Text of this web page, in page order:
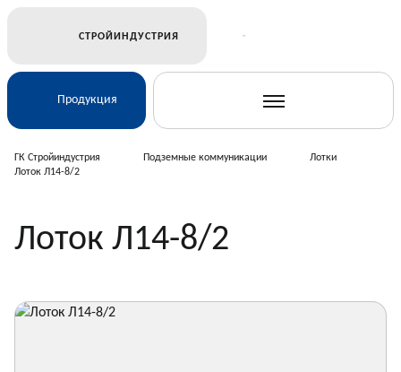
СТРОЙИНДУСТРИЯ
Продукция
Электросетевое строительство
ГК Стройиндустрия Подземные коммуникации
Лотки
Лоток Л14-8/2
Лоток Л14-8/2